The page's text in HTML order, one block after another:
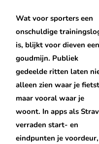
Wat voor sporters een
onschuldige
is, blijkt voor dieven een
goudmijn. Publiek
gedeelde ritten laten
alleen zien waar je
maar vooral waar je
woont. In apps als
verraden start- en
eindpunten je voordeur,